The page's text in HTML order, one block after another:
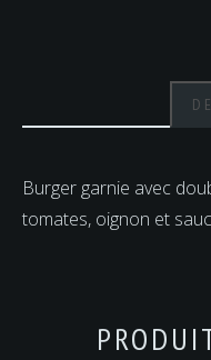
Burger garnie avec
tomates, oignon et